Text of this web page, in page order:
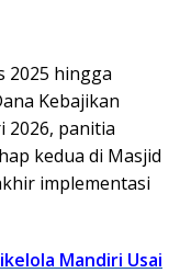
2025 hingga
Kebajikan
2026, panitia
kedua di Masjid
implementasi
Mandiri Usai